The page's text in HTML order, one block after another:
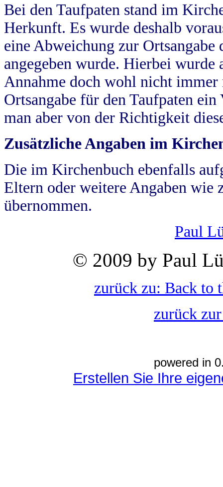
Bei den Taufpaten stand im
Herkunft. Es wurde deshalb
eine Abweichung zur
angegeben wurde. Hierbei wurde
Annahme doch wohl nicht
Ortsangabe für den Taufpaten
man aber von der Richtigkeit
Zusätzliche Angaben im
Die im Kirchenbuch ebenfalls
Eltern oder weitere Angaben wie
übernommen.
Paul
© 2009 by Paul
zurück zu: Back to
zurück
powered in
Erstellen Sie Ihre